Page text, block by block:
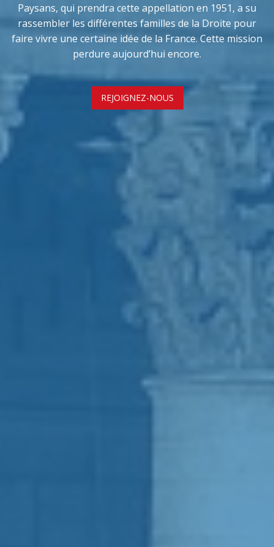
Paysans, qui prendra cette appellation en 1951, a su
rassembler les différentes familles de la Droite pour
faire vivre une certaine idée de la France. Cette mission
perdure aujourd’hui encore.
REJOIGNEZ-NOUS